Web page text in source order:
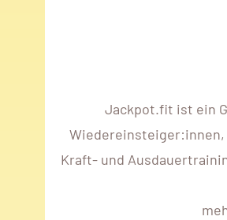
Jackpot.fit ist ein
Wiedereinsteiger:innen,
Kraft- und